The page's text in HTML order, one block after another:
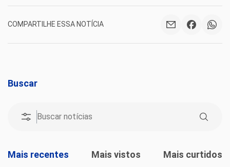
COMPARTILHE ESSA NOTÍCIA
Buscar
Mais recentes Mais vistos Mais curtidos